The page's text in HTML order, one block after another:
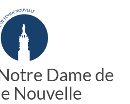
Dame de
Nouvelle